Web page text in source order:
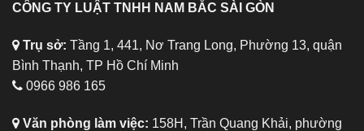
CÔNG TY LUẬT TNHH NAM BẮC SÀI GÒN
Trụ sở: Tầng 1, 441, Nơ Trang Long, Phường 13, quận
Bình Thạnh, TP Hồ Chí Minh
0966 986 165
Văn phòng làm việc: 158H, Trần Quang Khải, phường